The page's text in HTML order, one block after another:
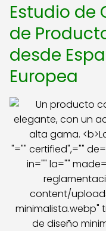
Estudio de
de
desde
Europea
"="" certified",=""
in="" la=""
content/
minimalista.webp"
de diseño